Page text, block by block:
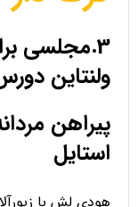
3.مجلسی
ولنتاین
پیراهن
استایل
هودی لش با